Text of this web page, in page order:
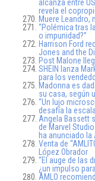
alcanza entre
revela el
Muere Leandro,
“Polémica tras
o impunidad?”
Harrison Ford
Jones and the
Post Malone
SHEIN lanza
para los
Madonna es
su casa, según
“Un lujo
desafía la
Angela Bassett
de Marvel
ha anunciado la
Venta de
López Obrador
“El auge de las
¿un impulso
AMLO